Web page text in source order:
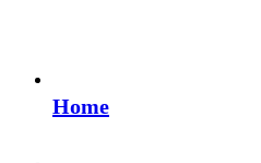
Home